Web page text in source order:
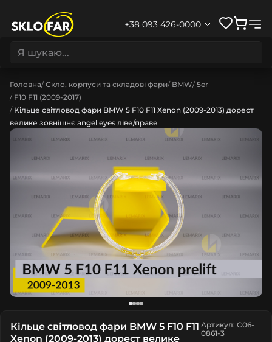
+38 093 426-0000
Головна Скло, корпуси та складові фари BMW 5er
F10 F11 (2009-2017)
Кільце світловод фари BMW 5 F10 F11 Xenon (2009-2013) дорест
велике зовнішнє angel eyes ліве/праве
Кільце світловод фари BMW 5 F10 F11
Xenon (2009-2013) дорест велике
Артикул: C06-
0861-3